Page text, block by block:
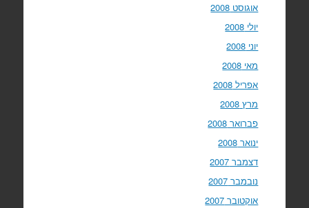
אוגוסט 2008
יולי 2008
יוני 2008
מאי 2008
אפריל 2008
מרץ 2008
פברואר 2008
ינואר 2008
דצמבר 2007
נובמבר 2007
אוקטובר 2007